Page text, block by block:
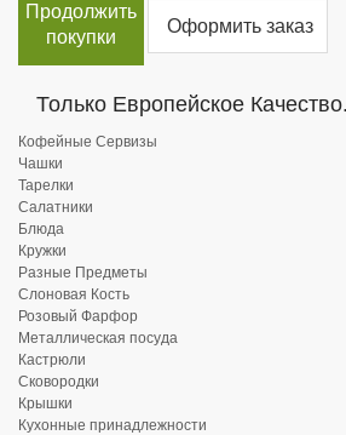
Продолжить
покупки
Оформить заказ
Только Европейское
Кофейные Сервизы
Чашки
Тарелки
Салатники
Блюда
Кружки
Разные Предметы
Слоновая Кость
Розовый Фарфор
Металлическая посуда
Кастрюли
Сковородки
Крышки
Кухонные принадлежности